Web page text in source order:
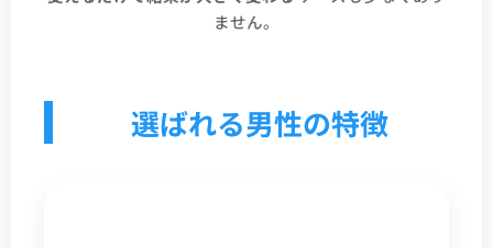
ません。
選ばれる男性の特徴